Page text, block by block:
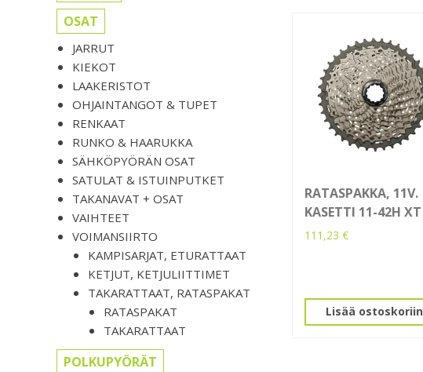
OSAT
JARRUT
KIEKOT
LAAKERISTOT
OHJAINTANGOT & TUPET
RENKAAT
RUNKO & HAARUKKA
SÄHKÖPYÖRÄN OSAT
SATULAT & ISTUINPUTKET
TAKANAVAT + OSAT
VAIHTEET
VOIMANSIIRTO
KAMPISARJAT, ETURATTAAT
KETJUT, KETJULIITTIMET
TAKARATTAAT, RATASPAKAT
RATASPAKAT
TAKARATTAAT
POLKUPYÖRÄT
RATASPAKKA, 11V.
KASETTI 11-42H XT
111,23 €
Lisää ostoskoriin